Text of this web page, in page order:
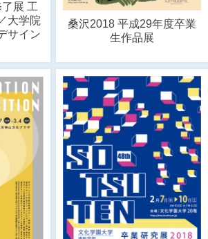
展 工
大学院
サイン
桑沢2018 平成29年度卒業
生作品展